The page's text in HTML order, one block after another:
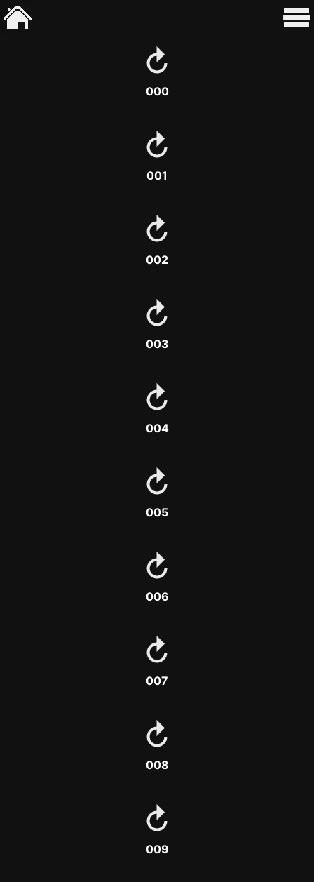
000
001
002
003
004
005
006
007
008
009